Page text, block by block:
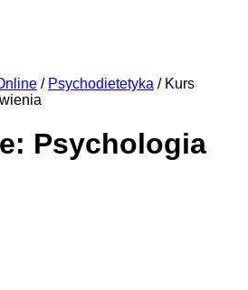
/ Psychodietetyka / Kurs
Psychologia